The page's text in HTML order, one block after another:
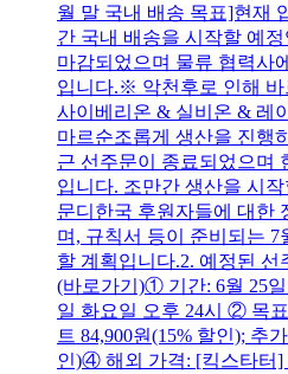
월 말 국내 배송 목표]현재
간 국내 배송을 시작할 예
마감되었으며 물류 협력사
입니다.※ 악천후로 인해
사이베리온 & 실비온 & 레
마르순조롭게 생산을 진행
근 선주문이 종료되었으며
입니다. 조만간 생산을 시
문디한국 후원자들에 대한
며, 규칙서 등이 준비되는
할 계획입니다.2. 예정된
(바로가기)① 기간: 6월 25
일 화요일 오후 24시 ② 목
트 84,900원(15% 할인); 추
인)④ 해외 가격: [킥스타터]